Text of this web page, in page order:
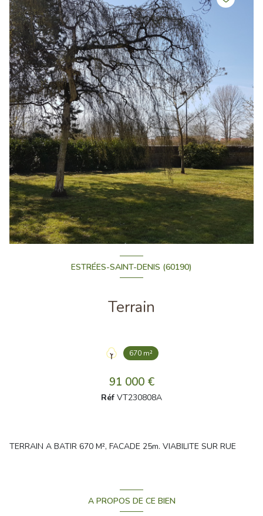
ESTRÉES-SAINT-DENIS (60190)
Terrain
670 m²
91 000 €
Réf VT230808A
TERRAIN A BATIR 670 M², FACADE 25m. VIABILITE SUR RUE
A PROPOS DE CE BIEN